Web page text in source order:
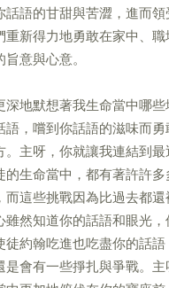
話語的甘甜與苦澀，進而領
重新得力地勇敢在家中、職
意與心意。
深地默想著我生命當中哪些
語，嚐到你話語的滋味而
。主呀，你就讓我連結到最
的生命當中，都有著許許多
而這些挑戰因為比過去都還
雖然知道你的話語和眼光
徒約翰吃進也吃盡你的話語
是會有一些掙扎與爭戰。